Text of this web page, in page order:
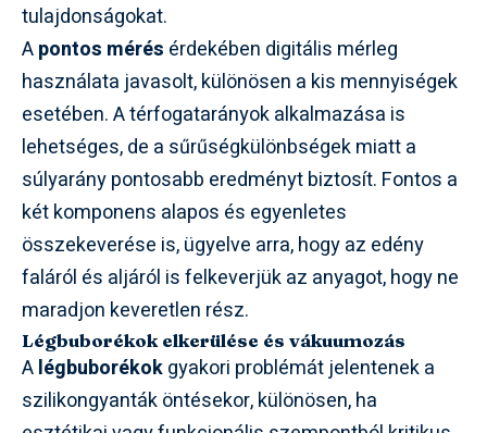
tulajdonságokat.
Apontos mérés érdekében digitális mérleg
használata javasolt, különösen a kis mennyiségek
esetében. A térfogatarányok alkalmazása is
lehetséges, de a sűrűségkülönbségek miatt a
súlyarány pontosabb eredményt biztosít. Fontos a
két komponens alapos és egyenletes
összekeverése is, ügyelve arra, hogy az edény
faláról és aljáról is felkeverjük az anyagot, hogy ne
maradjon keveretlen rész.
Légbuborékok elkerülése és vákuumozás
Alégbuborékokgyakori problémát jelentenek a
szilikongyanták öntésekor, különösen, ha